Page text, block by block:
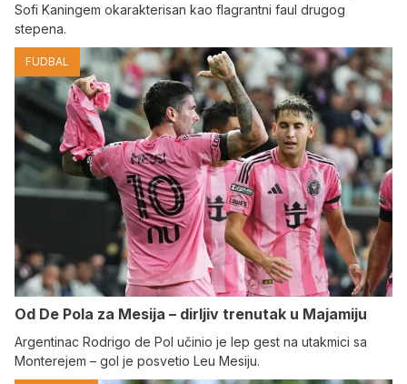
Sofi Kaningem okarakterisan kao flagrantni faul drugog
stepena.
FUDBAL
Od De Pola za Mesija – dirljiv trenutak u Majamiju
Argentinac Rodrigo de Pol učinio je lep gest na utakmici sa
Monterejem – gol je posvetio Leu Mesiju.